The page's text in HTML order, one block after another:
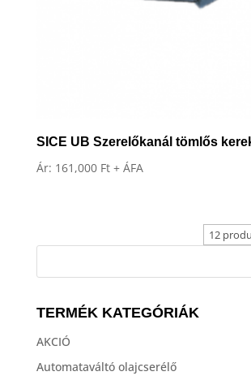
SICE UB Szerelőkanál tömlős
Ár: 161,000 Ft + ÁFA
TERMÉK KATEGÓRIÁK
AKCIÓ
Automataváltó olajcserélő